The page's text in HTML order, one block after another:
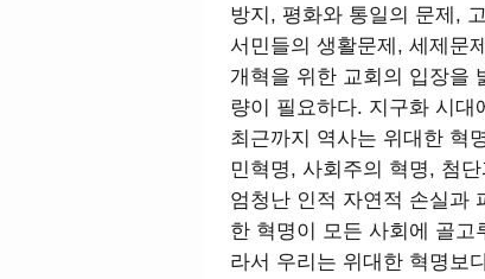
방지, 평화와 통일의 문제,
서민들의 생활문제, 세제문
개혁을 위한 교회의 입장을
량이 필요하다. 지구화 시
최근까지 역사는 위대한 혁
민혁명, 사회주의 혁명, 첨
엄청난 인적 자연적 손실과
한 혁명이 모든 사회에 골
라서 우리는 위대한 혁명보